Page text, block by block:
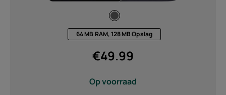
64 MB RAM, 128 MB Opslag
€49.99
Op voorraad